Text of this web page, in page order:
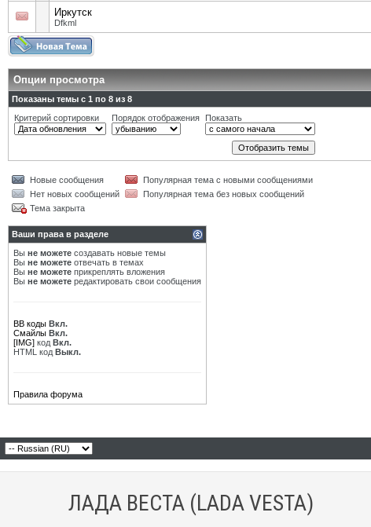
Иркутск
Dfkml
Опции просмотра
Показаны темы с 1 по 8 из 8
Критерий сортировки
Порядок отображения Показать
Новые сообщения
Популярная тема с новыми сообщениями
Нет новых сообщений
Популярная тема без новых сообщений
Тема закрыта
Ваши права в разделе
Вы не можете создавать новые темы
Вы не можете отвечать в темах
Вы не можете прикреплять вложения
Вы не можете редактировать свои сообщения
BB коды Вкл.
Смайлы Вкл.
[IMG] код Вкл.
HTML код Выкл.
Правила форума
ЛАДА ВЕСТА (LADA VESTA)